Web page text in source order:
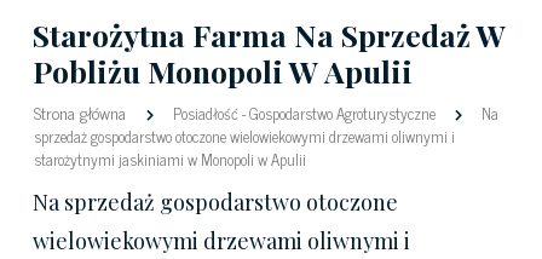
Starożytna Farma Na Sprzedaż W
Pobliżu Monopoli W Apulii
Strona główna Posiadłość-Gospodarstwo Agroturystyczne
Na
sprzedaż gospodarstwo otoczone wielowiekowymi drzewami oliwnymi i
starożytnymi jaskiniami w Monopoli w Apulii
Na sprzedaż gospodarstwo otoczone
wielowiekowymi drzewami oliwnymi i